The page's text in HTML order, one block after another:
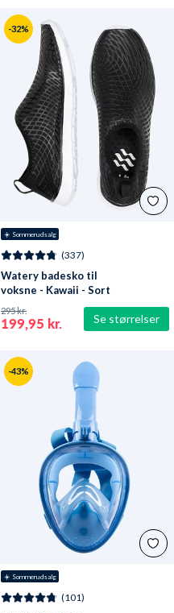
-32%
☀️ Sommerudsalg
Se størrelser
(337)
Watery badesko til
voksne - Kawaii - Sort
199,95 kr.
295 kr.
-43%
☀️ Sommerudsalg
(101)